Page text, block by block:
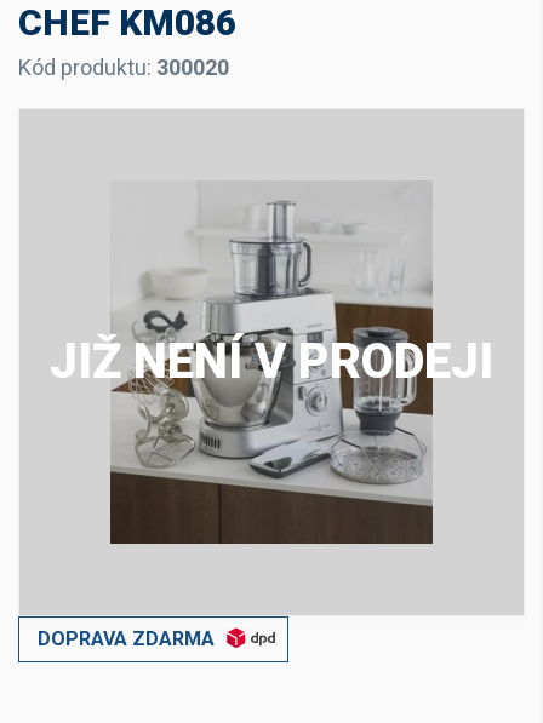
CHEF KM086
Kód produktu: 300020
JIŽ NENÍ V PRODEJI
DOPRAVA ZDARMA